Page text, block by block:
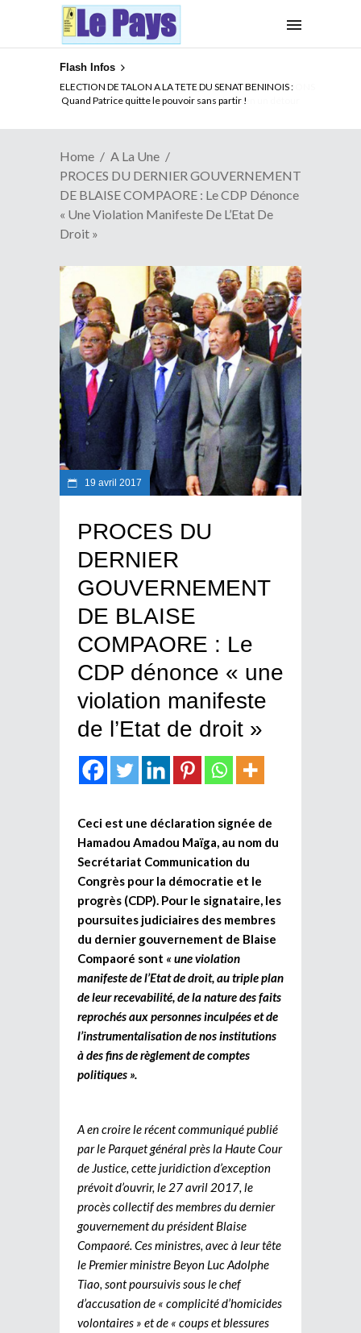
Flash Infos
ELECTION DE TALON A LA TETE DU SENAT BENINOIS :
Quand Patrice quitte le pouvoir sans partir !
Home
A La Une
PROCES DU DERNIER GOUVERNEMENT
DE BLAISE COMPAORE : Le CDP Dénonce
« Une Violation Manifeste De L’Etat De
Droit »
19 avril 2017
PROCES DU
DERNIER
GOUVERNEMENT
DE BLAISE
COMPAORE : Le
CDP dénonce « une
violation manifeste
de l’Etat de droit »
Ceci est une déclaration signée de
Hamadou Amadou Maïga, au nom du
Secrétariat Communication du
Congrès pour la démocratie et le
progrès (CDP). Pour le signataire, les
poursuites judiciaires des membres
du dernier gouvernement de Blaise
Compaoré sont « une violation
manifeste de l’Etat de droit, au triple plan
de leur recevabilité, de la nature des faits
reprochés aux personnes inculpées et de
l’instrumentalisation de nos institutions
à des fins de règlement de comptes
politiques ».
A en croire le récent communiqué publié
par le Parquet général près la Haute Cour
de Justice, cette juridiction d’exception
prévoit d’ouvrir, le 27 avril 2017, le
procès collectif des membres du dernier
gouvernement du président Blaise
Compaoré. Ces ministres, avec à leur tête
le Premier ministre Beyon Luc Adolphe
Tiao, sont poursuivis sous le chef
d’accusation de « complicité d’homicides
volontaires » et de « coups et blessures